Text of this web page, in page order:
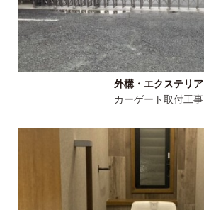
外構・エクステリア
カーゲート取付工事